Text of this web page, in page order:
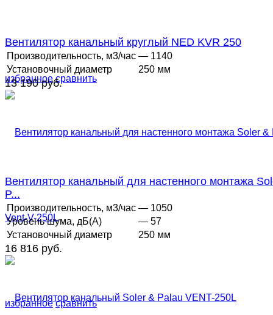
избранное сравнить
Вентилятор канальный круглый NED KVR 250
Производительность, м3/час — 1140
Установочный диаметр
250 мм
13 190 руб.
избранное сравнить
Вентилятор канальный для настенного монтажа
P...
Производительность, м3/час — 1050
Уровень шума, дБ(А)
— 57
Установочный диаметр
250 мм
16 816 руб.